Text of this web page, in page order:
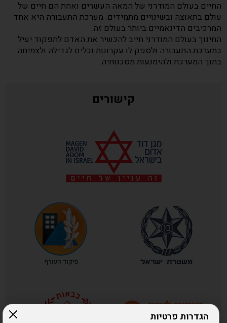
הגדרות פרטיות
החיים בעולם המודרני של המאה העשרים ואחת הם חיים של
עולם בתאוצה ובשינויים מתמידים. מערכת התעבורה היא אחד
המרכיבים הדינאמיים ביותר בעולם זה.
החינוך בעולם המודרני חייב להכשיר את האדם לתפקוד יעיל
במערכת התעבורה ולספק לו עקרונות וכלים לגדילה ולצמיחה
בתוך המערכת ולהימנעות מסכנותיה.
קישורים